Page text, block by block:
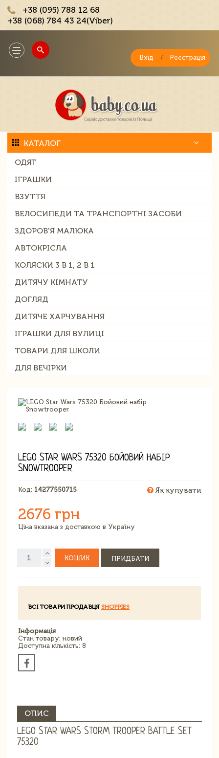
+38 (095) 788 12 68
+38 (068) 784 43 24(Viber)
Toggle
navigation
Вхід / Реєстрація
КАТАЛОГ
ОДЯГ
ІГРАШКИ
ВЗУТТЯ
ВЕЛОСИПЕДИ ТА ТРАНСПОРТНІ ЗАСОБИ
ЗДОРОВ'Я МАЛЮКА
АВТОКРІСЛА
КОЛЯСКИ 3 В 1, 2 В 1
ДИТЯЧУ КІМНАТУ
ДОГЛЯД
ДИТЯЧЕ ХАРЧУВАННЯ
ІГРАШКИ ДЛЯ ВУЛИЦІ
ТОВАРИ ДЛЯ ШКОЛИ
ДЛЯ ВЕЧІРКИ
LEGO STAR WARS 75320 БОЙОВИЙ НАБІР
SNOWTROOPER
Код: 14277550715 Як купувати
2676 грн
Ціна вказана з доставкою в Україну
КОШИК ПРИДБАТИ
ВСІ ТОВАРИ ПРОДАВЦЯ SHOPPIES
Інформація
Стан товару: новий
Доступна кількість: 8
ОПИС
LEGO STAR WARS STORM TROOPER BATTLE SET
75320